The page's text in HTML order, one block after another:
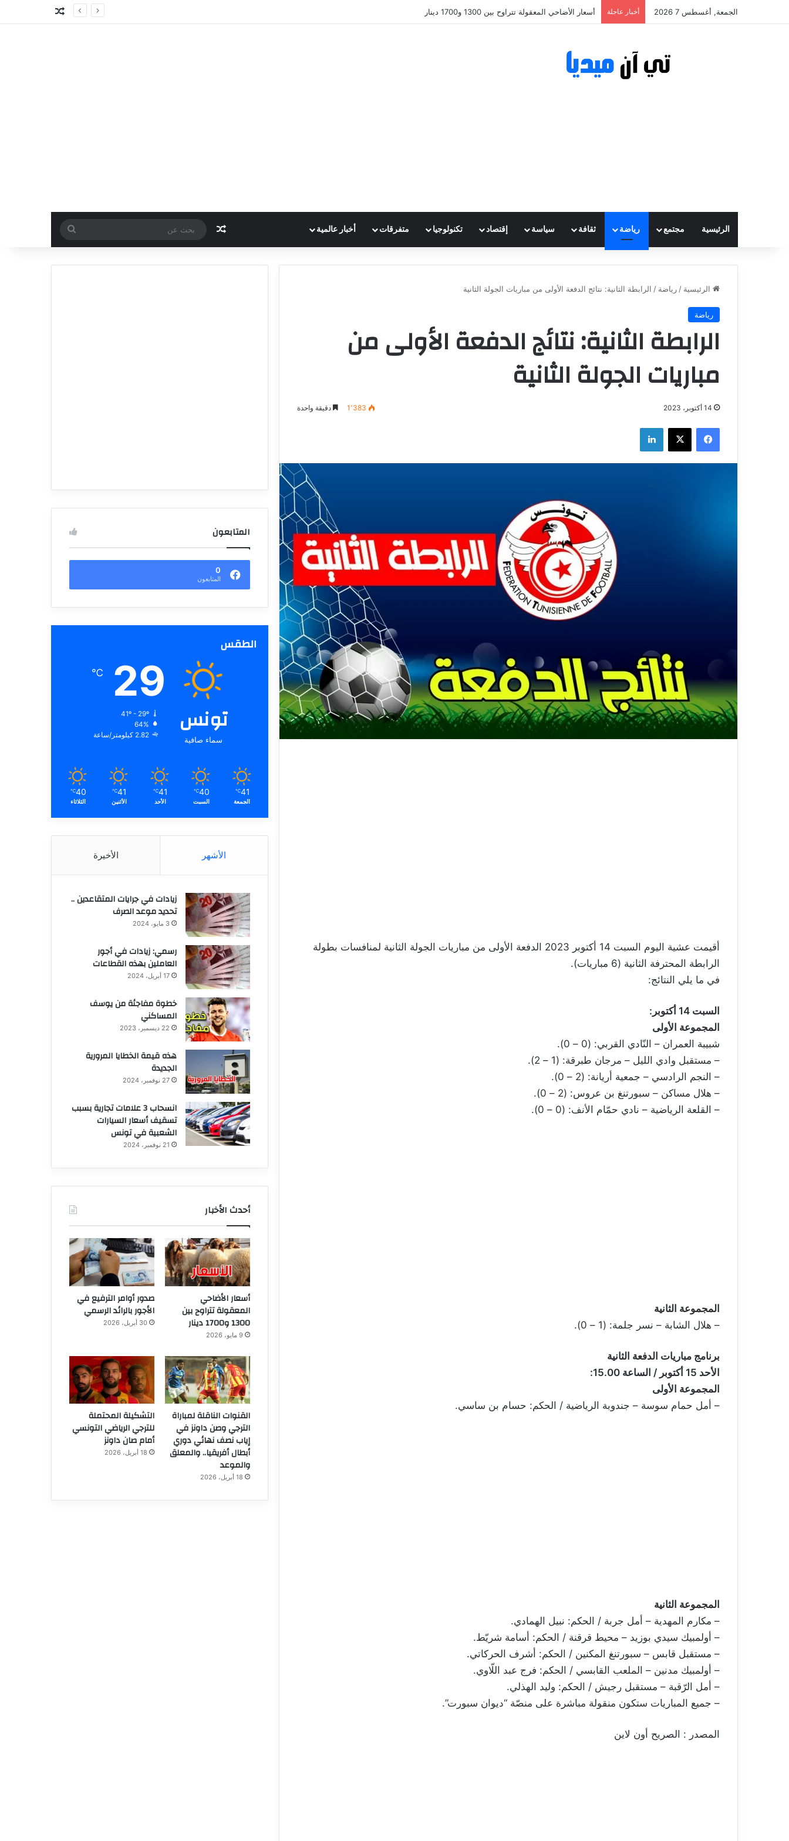
الجمعة, أغسطس 7 2026 أخبار عاجلة أسعار الأضاحي المعقولة تتراوح بين 1300 و1700 دينار مقال عشوائي
الرئيسية مجتمع رياضة ثقافة سياسة إقتصاد تكنولوجيا متفرقات أخبار عالمية مقال عشوائي
بحث
عن
الرئيسية / رياضة / الرابطة الثانية: نتائج الدفعة الأولى من مباريات الجولة الثانية
رياضة
الرابطة الثانية: نتائج الدفعة الأولى من
مباريات الجولة الثانية
14 أكتوبر، 2023 1٬383 دقيقة واحدة
فيسبوك ‫X لينكدإن
أقيمت عشية اليوم السبت 14 أكتوبر 2023 الدفعة الأولى من مباريات الجولة الثانية لمنافسات بطولة
الرابطة المحترفة الثانية (6 مباريات).
في ما يلي النتائج:
السبت 14 أكتوبر:
المجموعة الأولى
شبيبة العمران – النّادي القربي: (0 – 0).
– مستقبل وادي الليل – مرجان طبرقة: (1 – 2).
– النجم الرادسي – جمعية أريانة: (2 – 0).
– هلال مساكن – سبورتنغ بن عروس: (2 – 0).
– القلعة الرياضية – نادي حمّام الأنف: (0 – 0).
المجموعة الثانية
– هلال الشابة – نسر جلمة: (1 – 0).
برنامج مباريات الدفعة الثانية
الأحد 15 أكتوبر / الساعة 15.00:
المجموعة الأولى
– أمل حمام سوسة – جندوبة الرياضية / الحكم: حسام بن ساسي.
المجموعة الثانية
– مكارم المهدية – أمل جربة / الحكم: نبيل الهمادي.
– أولمبيك سيدي بوزيد – محيط قرقنة / الحكم: أسامة شريّط.
– مستقبل قابس – سبورتنغ المكنين / الحكم: أشرف الحركاتي.
– أولمبيك مدنين – الملعب القابسي / الحكم: فرج عبد اللّاوي.
– أمل الرّقبة – مستقبل رجيش / الحكم: وليد الهذلي.
– جميع المباريات ستكون منقولة مباشرة على منصّة “ديوان سبورت”.
المصدر : الصريح أون لاين
المتابعون
0
المتابعون
الطقس
تونس
سماء صافية
29
℃
41º - 29º
64%
2.82 كيلومتر/ساعة
41
℃
الجمعة
40
℃
السبت
41
℃
الأحد
41
℃
الأثنين
40
℃
الثلاثاء
الأشهر الأخيرة
زيادات في جرايات المتقاعدين ..
تحديد موعد الصرف
3 مايو، 2024
رسمي: زيادات في أجور
العاملين بهذه القطاعات
17 أبريل، 2024
خطوة مفاجئة من يوسف
المساكني
22 ديسمبر، 2023
هذه قيمة الخطايا المرورية
الجديدة
27 نوفمبر، 2024
انسحاب 3 علامات تجارية بسبب
تسقيف أسعار السيارات
الشعبية في تونس
21 نوفمبر، 2024
أحدث الأخبار
أسعار الأضاحي
المعقولة تتراوح بين
1300 و1700 دينار
9 مايو، 2026
صدور أوامر الترفيع في
الأجور بالرائد الرسمي
30 أبريل، 2026
القنوات الناقلة لمباراة
الترجي وصن داونز في
إياب نصف نهائي دوري
أبطال أفريقيا.. والمعلق
والموعد
18 أبريل، 2026
التشكيلة المحتملة
للترجي الرياضي التونسي
أمام صان داونز
18 أبريل، 2026